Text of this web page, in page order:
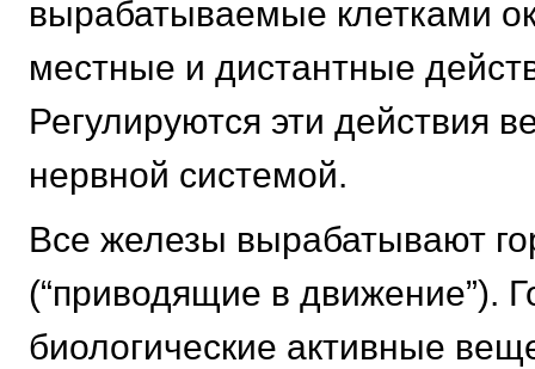
вырабатываемые клетками
местные и дистантные
Регулируются эти действия
нервной системой.
Все железы вырабатывают
(“приводящие в движение”).
биологические активные